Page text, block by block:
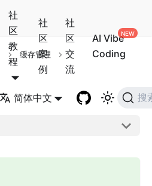
社
区
教
程
社
区
案
例
社
区
交
流
AI Vibe
Coding
简体中文 搜
缓存管理